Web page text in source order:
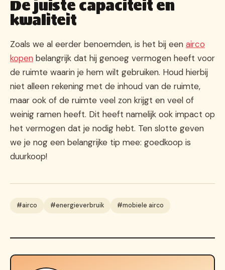
De juiste capaciteit en
kwaliteit
Zoals we al eerder benoemden, is het bij een airco
kopen belangrijk dat hij genoeg vermogen heeft voor
de ruimte waarin je hem wilt gebruiken. Houd hierbij
niet alleen rekening met de inhoud van de ruimte,
maar ook of de ruimte veel zon krijgt en veel of
weinig ramen heeft. Dit heeft namelijk ook impact op
het vermogen dat je nodig hebt. Ten slotte geven
we je nog een belangrijke tip mee: goedkoop is
duurkoop!
#airco #energieverbruik #mobiele airco